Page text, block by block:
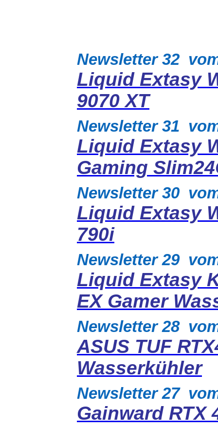
Newsletter 32
Liquid Extasy
9070 XT
Newsletter 31
Liquid Extasy
Gaming
Newsletter 30
Liquid Extasy
790i
Newsletter 29
Liquid Extasy
EX Gamer
Newsletter 28
ASUS TUF
Wasserkühler
Newsletter 27
Gainward RTX